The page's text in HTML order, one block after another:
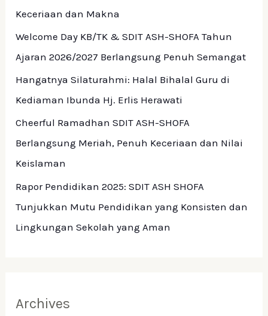
Keceriaan dan Makna
Welcome Day KB/TK & SDIT ASH-SHOFA Tahun
Ajaran 2026/2027 Berlangsung Penuh Semangat
Hangatnya Silaturahmi: Halal Bihalal Guru di
Kediaman Ibunda Hj. Erlis Herawati
Cheerful Ramadhan SDIT ASH-SHOFA
Berlangsung Meriah, Penuh Keceriaan dan Nilai
Keislaman
Rapor Pendidikan 2025: SDIT ASH SHOFA
Tunjukkan Mutu Pendidikan yang Konsisten dan
Lingkungan Sekolah yang Aman
Archives